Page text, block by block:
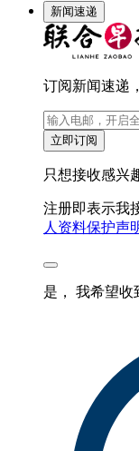
新闻速递
订阅新闻速递
立即订阅
只想接收感兴
注册即表示我
人资料保护声
是， 我希望收